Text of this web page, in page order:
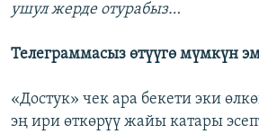
ушул жерде отурабыз…
Телеграммасыз өтүүгө мүмкүн
«Достук» чек ара бекети эки
эң ири өткөрүү жайы катары